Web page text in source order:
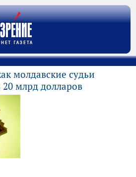
молдавские судьи
млрд долларов